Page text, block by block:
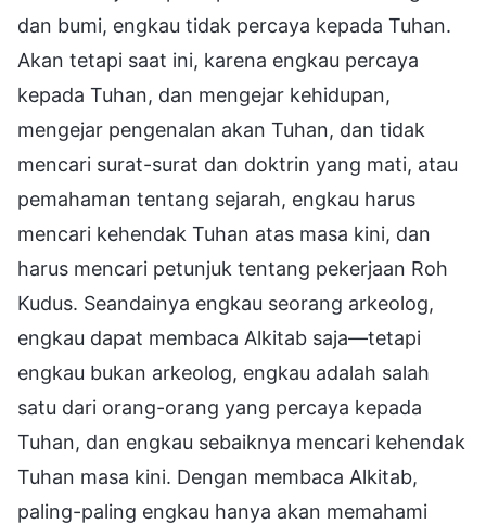
dan bumi, engkau tidak percaya kepada Tuhan.
Akan tetapi saat ini, karena engkau percaya
kepada Tuhan, dan mengejar kehidupan,
mengejar pengenalan akan Tuhan, dan tidak
mencari surat-surat dan doktrin yang mati, atau
pemahaman tentang sejarah, engkau harus
mencari kehendak Tuhan atas masa kini, dan
harus mencari petunjuk tentang pekerjaan Roh
Kudus. Seandainya engkau seorang arkeolog,
engkau dapat membaca Alkitab saja—tetapi
engkau bukan arkeolog, engkau adalah salah
satu dari orang-orang yang percaya kepada
Tuhan, dan engkau sebaiknya mencari kehendak
Tuhan masa kini. Dengan membaca Alkitab,
paling-paling engkau hanya akan memahami